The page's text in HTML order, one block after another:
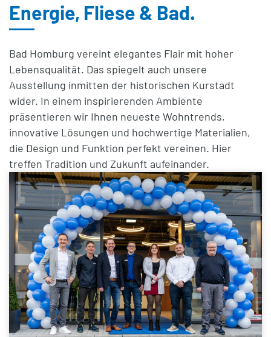
Energie, Fliese & Bad.
Bad Homburg vereint elegantes Flair mit hoher
Lebensqualität. Das spiegelt auch unsere
Ausstellung inmitten der historischen Kurstadt
wider. In einem inspirierenden Ambiente
präsentieren wir Ihnen neueste Wohntrends,
innovative Lösungen und hochwertige Materialien,
die Design und Funktion perfekt vereinen. Hier
treffen Tradition und Zukunft aufeinander.